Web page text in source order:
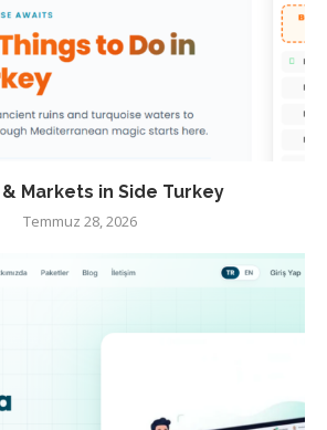
Markets in Side Turkey
Temmuz 28, 2026